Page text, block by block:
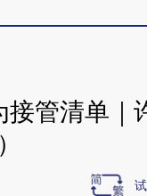
管清单｜